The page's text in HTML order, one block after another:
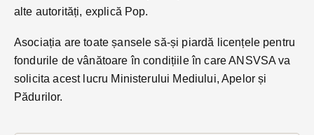
alte autorități, explică Pop.
Asociația are toate șansele să-și piardă licențele pentru
fondurile de vânătoare în condițiile în care ANSVSA va
solicita acest lucru Ministerului Mediului, Apelor și
Pădurilor.